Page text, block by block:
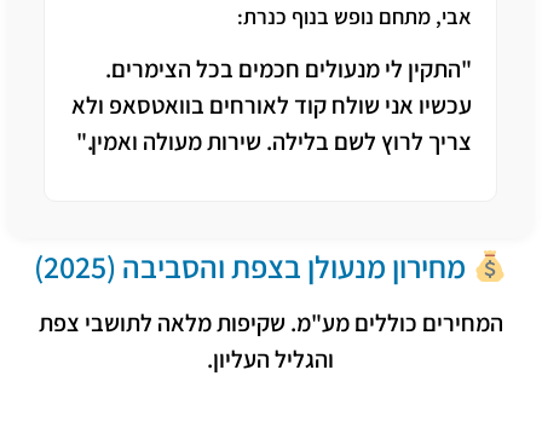
אבי, מתחם נופש בנוף כנרת:
"התקין לי מנעולים חכמים בכל הצימרים.
עכשיו אני שולח קוד לאורחים בוואטסאפ ולא
צריך לרוץ לשם בלילה. שירות מעולה ואמין."
מחירון מנעולן בצפת והסביבה (2025)
המחירים כוללים מע"מ. שקיפות מלאה לתושבי צפת
והגליל העליון.